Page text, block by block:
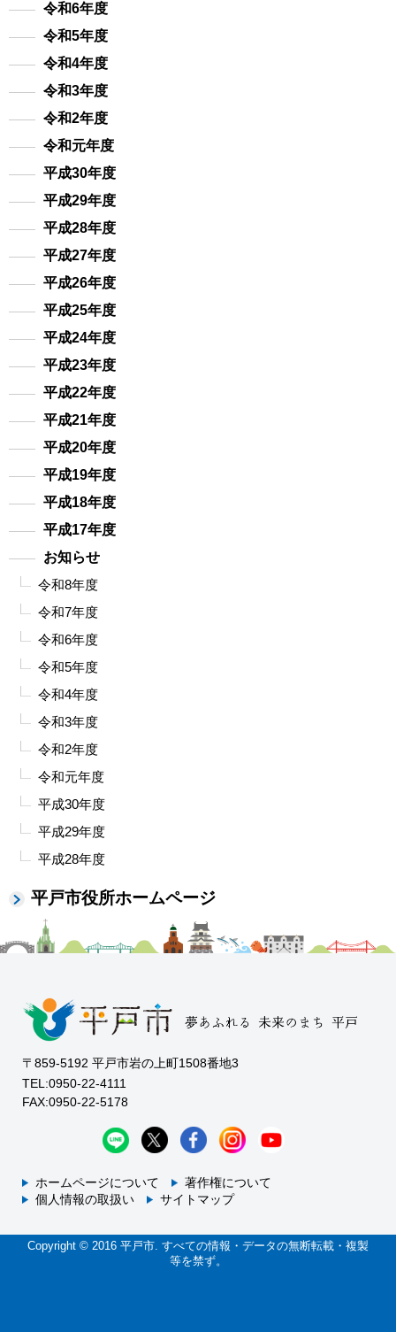
令和6年度
令和5年度
令和4年度
令和3年度
令和2年度
令和元年度
平成30年度
平成29年度
平成28年度
平成27年度
平成26年度
平成25年度
平成24年度
平成23年度
平成22年度
平成21年度
平成20年度
平成19年度
平成18年度
平成17年度
お知らせ
令和8年度
令和7年度
令和6年度
令和5年度
令和4年度
令和3年度
令和2年度
令和元年度
平成30年度
平成29年度
平成28年度
平戸市役所ホームページ
〒859-5192 平戸市岩の上町1508番地3
TEL:0950-22-4111
FAX:0950-22-5178
ホームページについて
著作権について
個人情報の取扱い
サイトマップ
Copyright © 2016 平戸市. すべての情報・データの無断転載・複製
等を禁ず。